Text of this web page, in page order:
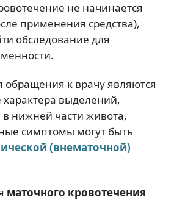
не начинается
применения средства),
обследование для
к врачу являются
выделений,
нижней части живота,
симптомы могут быть
(внематочной)
маточного кровотечения